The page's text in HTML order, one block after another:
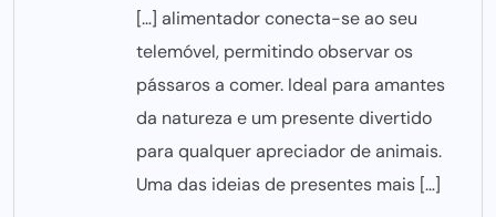
[…] alimentador conecta-se ao seu
telemóvel, permitindo observar os
pássaros a comer. Ideal para amantes
da natureza e um presente divertido
para qualquer apreciador de animais.
Uma das ideias de presentes mais […]